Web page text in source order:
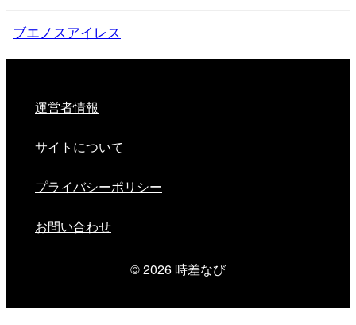
ブエノスアイレス
運営者情報
サイトについて
プライバシーポリシー
お問い合わせ
© 2026 時差なび